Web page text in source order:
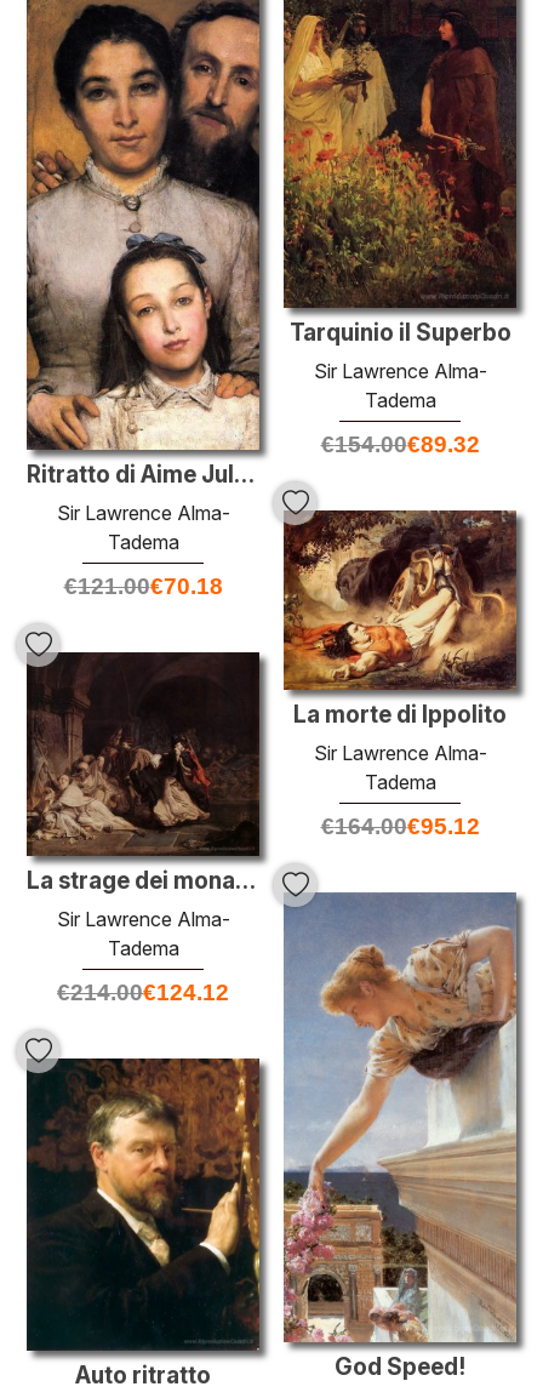
Tarquinio il Superbo
Sir Lawrence Alma-
Tadema
€154.00€89.32
Ritratto di Aime Jules Dalou, moglie e figlia
Sir Lawrence Alma-
Tadema
€121.00€70.18
La morte di Ippolito
Sir Lawrence Alma-
Tadema
€164.00€95.12
La strage dei monaci di Tamond
Sir Lawrence Alma-
Tadema
€214.00€124.12
God Speed!
Auto ritratto